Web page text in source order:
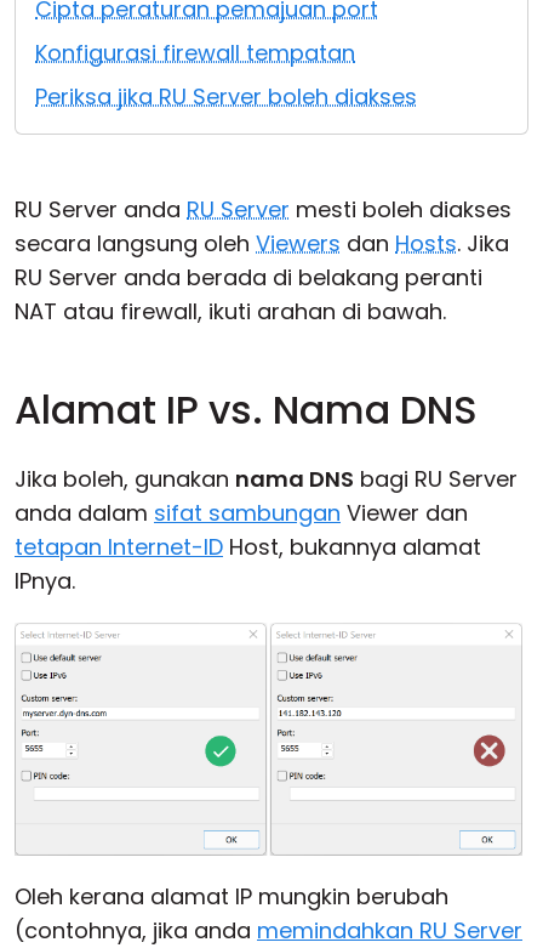
Cipta peraturan pemajuan port
Konfigurasi firewall tempatan
Periksa jika RU Server boleh diakses
RU Server anda RU Server mesti boleh diakses
secara langsung oleh Viewers dan Hosts. Jika
RU Server anda berada di belakang peranti
NAT atau firewall, ikuti arahan di bawah.
Alamat IP vs. Nama DNS
Jika boleh, gunakan nama DNS bagi RU Server
anda dalam sifat sambungan Viewer dan
tetapan Internet-ID Host, bukannya alamat
IPnya.
Oleh kerana alamat IP mungkin berubah
(contohnya, jika anda memindahkan RU Server
Awan & Di Dalam Premis